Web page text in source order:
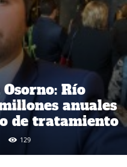
Río
anuales
de tratamiento
129